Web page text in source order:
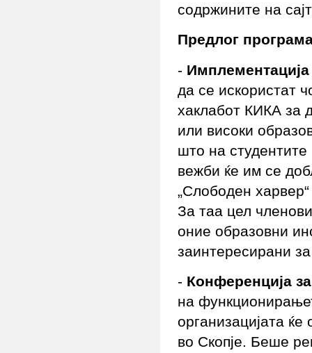
содржините на
Предлог
-
да се искористат
хаклабот КИКА за
или високи
што на студентите
вежби ќе им се
„Слободен
За таа цел
оние образовни
заинтересирани
- Конференција
на
организацијата
во Скопје. Беше